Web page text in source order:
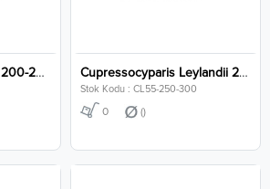
Cupressus Arizonica 200-250 Cm Cupressocyparis Leylandii 250-300 Cm
Stok Kodu : CL55-250-300
0 ()